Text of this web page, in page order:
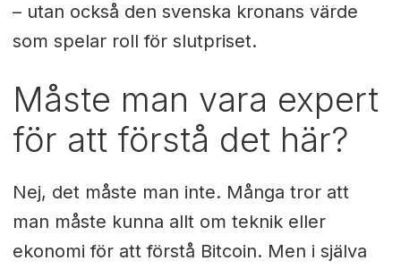
– utan också den svenska kronans värde
som spelar roll för slutpriset.
Måste man vara expert
för att förstå det här?
Nej, det måste man inte. Många tror att
man måste kunna allt om teknik eller
ekonomi för att förstå Bitcoin. Men i själva